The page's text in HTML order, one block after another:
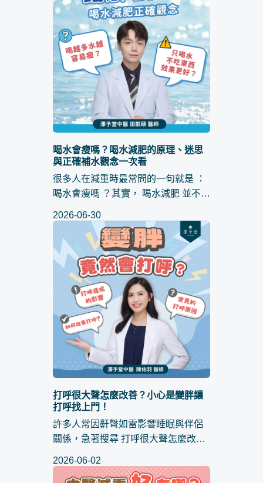
期會多久 ？這篇文章不只為...
喝水會瘦嗎？喝水減肥的原理、迷思
與正確補水觀念一次看
很多人在減重時最常問的一句就是 ：
喝水會瘦嗎 ？其實， 喝水減肥 並不會
運作。當你攝取足夠的水分，身體消
化功能會更順暢，也較不容易把口渴
誤認為飢餓；同時，還...
2026-06-30
打呼很大聲怎麼改善？小心是變胖讓
打呼找上門！
許多人常因鼾聲如雷影響睡眠與伴侶
關係，急著搜尋 打呼很大聲怎麼改善
果不彰。這其實是因為忽略了「體
2026-06-02